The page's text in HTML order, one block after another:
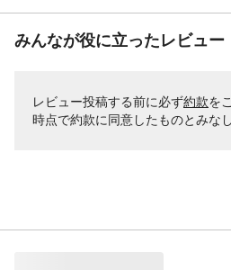
みんなが役に立ったレビュー
レビュー投稿する前に必ず約款を
時点で約款に同意したものとみなし